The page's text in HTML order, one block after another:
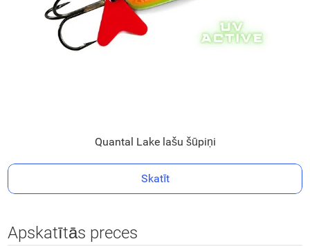
Quantal Lake lašu šūpiņi
Skatīt
Apskatītās preces